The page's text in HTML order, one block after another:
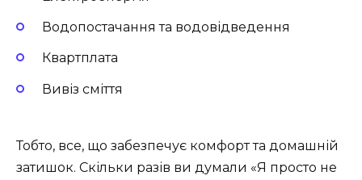
Водопостачання та водовідведення
Квартплата
Вивіз сміття
Тобто, все, що забезпечує комфорт та домашній
затишок. Скільки разів ви думали «Я просто не